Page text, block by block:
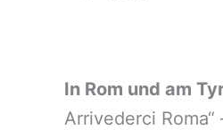
In Rom und am
Arrivederci